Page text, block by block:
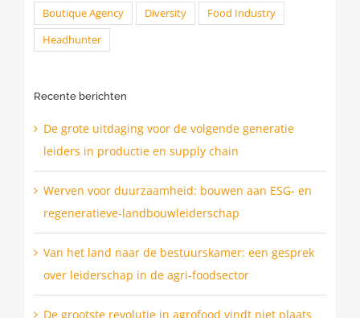
Boutique Agency Diversity
Food Industry
Headhunter
Recente berichten
De grote uitdaging voor de volgende generatie
leiders in productie en supply chain
Werven voor duurzaamheid: bouwen aan ESG- en
regeneratieve-landbouwleiderschap
Van het land naar de bestuurskamer: een gesprek
over leiderschap in de agri-foodsector
De grootste revolutie in agrofood vindt niet plaats